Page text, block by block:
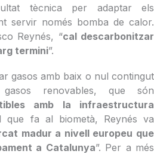
tècnica per adaptar els
servir només bomba de calor.
Reynés, “cal descarbonitzar
termini”.
gasos amb baix o nul contingut
renovables, que són
amb la infraestructura
que fa al biometà, Reynés va
madur a nivell europeu que
a Catalunya”. Per a més